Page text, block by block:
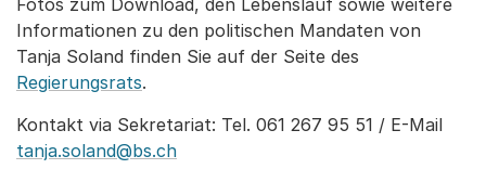
Informationen zu den politischen Mandaten von
Tanja Soland finden Sie auf der Seite des
Regierungsrats.
Kontakt via Sekretariat: Tel. 061 267 95 51 / E-Mail
tanja.soland@bs.ch